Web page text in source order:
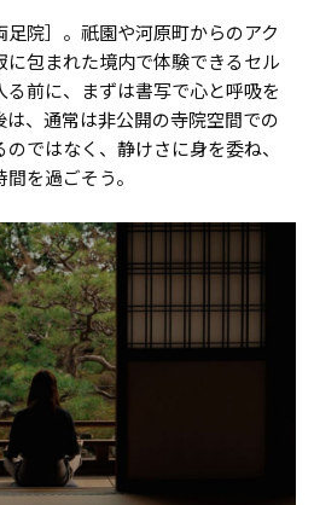
院］。祇園や河原町からのアク
包まれた境内で体験できるセル
前に、まずは書写で心と呼吸を
、通常は非公開の寺院空間での
ではなく、静けさに身を委ね、
を過ごそう。